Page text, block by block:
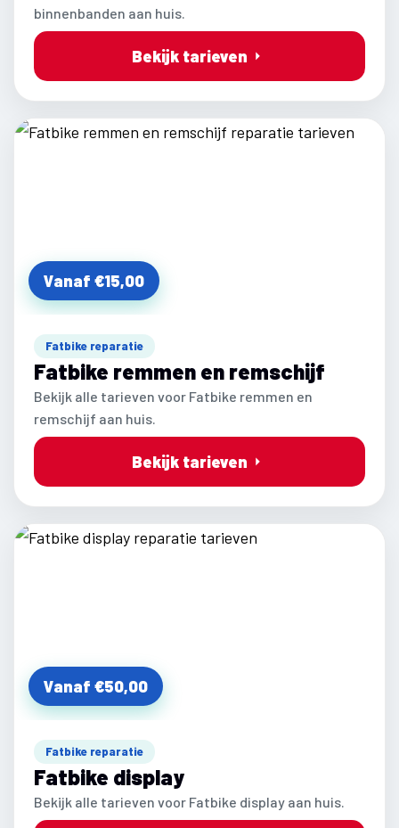
binnenbanden aan huis.
Bekijk tarieven
Vanaf €15,00
Fatbike reparatie
Fatbike remmen en remschijf
Bekijk alle tarieven voor Fatbike remmen en
remschijf aan huis.
Bekijk tarieven
Vanaf €50,00
Fatbike reparatie
Fatbike display
Bekijk alle tarieven voor Fatbike display aan huis.